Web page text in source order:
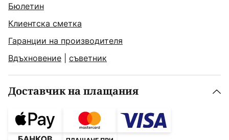
Бюлетин
Клиентска сметка
Гаранции на производителя
Вдъхновение
съветник
Доставчик на плащания